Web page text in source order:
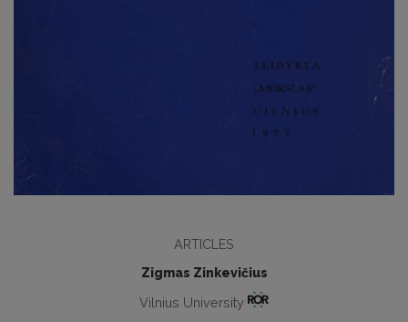
ARTICLES
Zigmas Zinkevičius
Vilnius University